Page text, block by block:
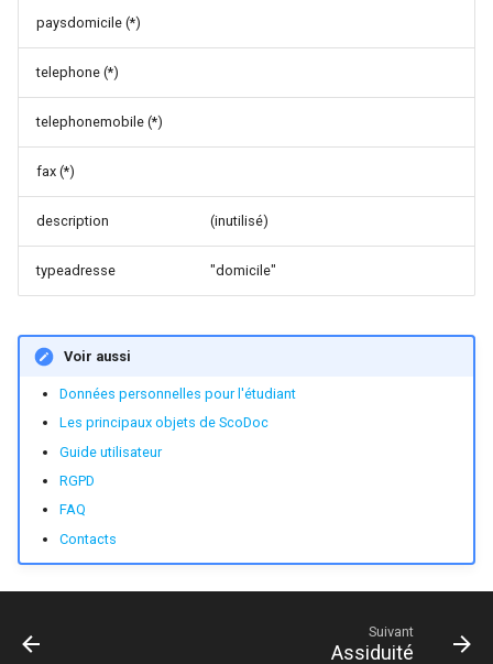
paysdomicile (*)
telephone (*)
telephonemobile (*)
fax (*)
description (inutilisé)
typeadresse "domicile"
Voir aussi
Données personnelles pour l'étudiant
Les principaux objets de ScoDoc
Guide utilisateur
RGPD
FAQ
Contacts
Suivant
Assiduité